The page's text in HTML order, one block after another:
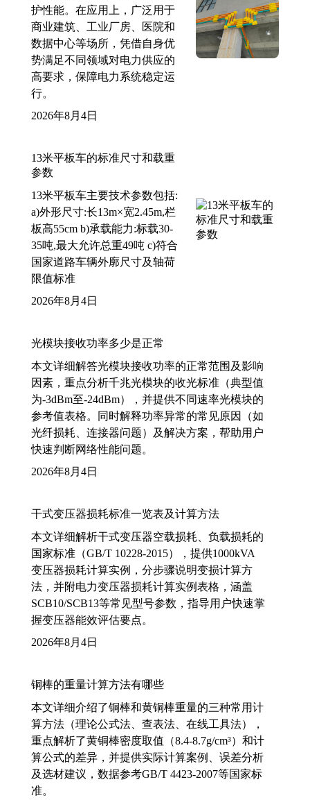
护性能。在应用上，广泛用于
商业建筑、工业厂房、医院和
数据中心等场所，凭借自身优
势满足不同领域对电力供应的
高要求，保障电力系统稳定运
行。
2026年8月4日
13米平板车的标准尺寸和载重
参数
13米平板车主要技术参数包括:
a)外形尺寸:长13m×宽2.45m,栏
板高55cm b)承载能力:标载30-
35吨,最大允许总重49吨 c)符合
国家道路车辆外廓尺寸及轴荷
限值标准
2026年8月4日
光模块接收功率多少是正常
本文详细解答光模块接收功率的正常范围及影响
因素，重点分析千兆光模块的收光标准（典型值
为-3dBm至-24dBm），并提供不同速率光模块的
参考值表格。同时解释功率异常的常见原因（如
光纤损耗、连接器问题）及解决方案，帮助用户
快速判断网络性能问题。
2026年8月4日
干式变压器损耗标准一览表及计算方法
本文详细解析干式变压器空载损耗、负载损耗的
国家标准（GB/T 10228-2015），提供1000kVA
变压器损耗计算实例，分步骤说明变损计算方
法，并附电力变压器损耗计算实例表格，涵盖
SCB10/SCB13等常见型号参数，指导用户快速掌
握变压器能效评估要点。
2026年8月4日
铜棒的重量计算方法有哪些
本文详细介绍了铜棒和黄铜棒重量的三种常用计
算方法（理论公式法、查表法、在线工具法），
重点解析了黄铜棒密度取值（8.4-8.7g/cm³）和计
算公式的差异，并提供实际计算案例、误差分析
及选材建议，数据参考GB/T 4423-2007等国家标
准。